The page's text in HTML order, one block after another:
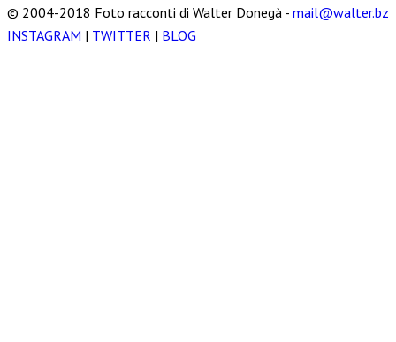
© 2004-2018 Foto racconti di Walter Donegà - mail@walter.bz
INSTAGRAM | TWITTER | BLOG